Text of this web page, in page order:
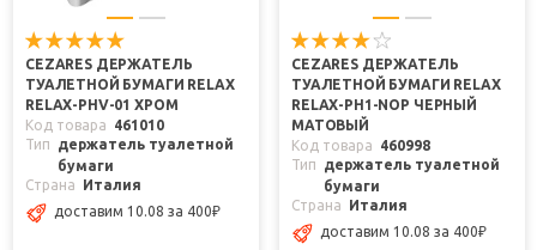
CEZARES ДЕРЖАТЕЛЬ
ТУАЛЕТНОЙ БУМАГИ RELAX
RELAX-PHV-01 ХРОМ
Код товара
461010
Тип
держатель туалетной
бумаги
Страна
Италия
доставим 10.08 за 400₽
CEZARES ДЕРЖАТЕЛЬ
ТУАЛЕТНОЙ БУМАГИ RELAX
RELAX-PH1-NOP ЧЕРНЫЙ
МАТОВЫЙ
Код товара
460998
Тип
держатель туалетной
бумаги
Страна
Италия
доставим 10.08 за 400₽